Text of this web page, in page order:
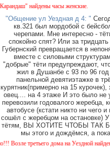
найдены часы женские.
"Общение ул Уездная д 4: "
кв.321 был мордобой с
черепами. Мне интересно -
спокойно спят? Или за
Губернский превращается в
вместе с силовыми
"добрые" тёти предупреждают,
жил в Душанбе с 93 по 96
панельной девятиэтажке в
курятник(примерно на 15
овец.... на 4 этаже И это было не
перевозили годовалого жеребца,
автобусе (кстати никто ни чего
сошёл с жеребцом на остановке)
тётям, ВЫ ХОТИТЕ ЧТОБЫ ТАК
мы этого и дождёмся, а
третьего дома на Уездной найдена